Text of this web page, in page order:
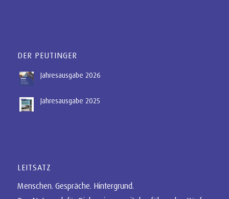
DER PEUTINGER
Jahresausgabe 2026
Jahresausgabe 2025
LEITSATZ
Menschen. Gespräche. Hintergrund.